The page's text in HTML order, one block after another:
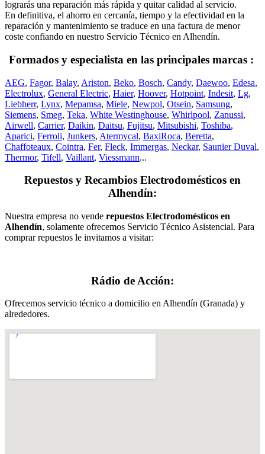
lograrás una reparación más rápida y quitar calidad al servicio.
En definitiva, el ahorro en cercanía, tiempo y la efectividad en la
reparación y mantenimiento se traduce en una factura de menor
coste confiando en nuestro Servicio Técnico en Alhendín.
Formados y especialista en las principales marcas :
AEG, Fagor, Balay, Ariston, Beko, Bosch, Candy, Daewoo, Edesa,
Electrolux, General Electric, Haier, Hoover, Hotpoint, Indesit, Lg,
Liebherr, Lynx, Mepamsa, Miele, Newpol, Otsein, Samsung,
Siemens, Smeg, Teka, White Westinghouse, Whirlpool, Zanussi,
Airwell, Carrier, Daikin, Daitsu, Fujitsu, Mitsubishi, Toshiba,
Aparici, Ferroli, Junkers, Atermycal, BaxiRoca, Beretta,
Chaffoteaux, Cointra, Fer, Fleck, Immergas, Neckar, Saunier Duval,
Thermor, Tifell, Vaillant, Viessmann...
Repuestos y Recambios Electrodomésticos en
Alhendín:
Nuestra empresa no vende repuestos Electrodomésticos en
Alhendín, solamente ofrecemos Servicio Técnico Asistencial. Para
comprar repuestos le invitamos a visitar:
Rádio de Acción:
Ofrecemos servicio técnico a domicilio en Alhendín (Granada) y
alrededores.